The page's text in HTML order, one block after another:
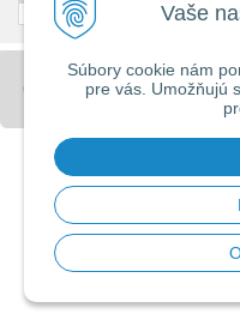
Vaše
Súbory cookie nám
pre vás. Umožňujú
© 2026 Stavebniny - DUMA •tvorba